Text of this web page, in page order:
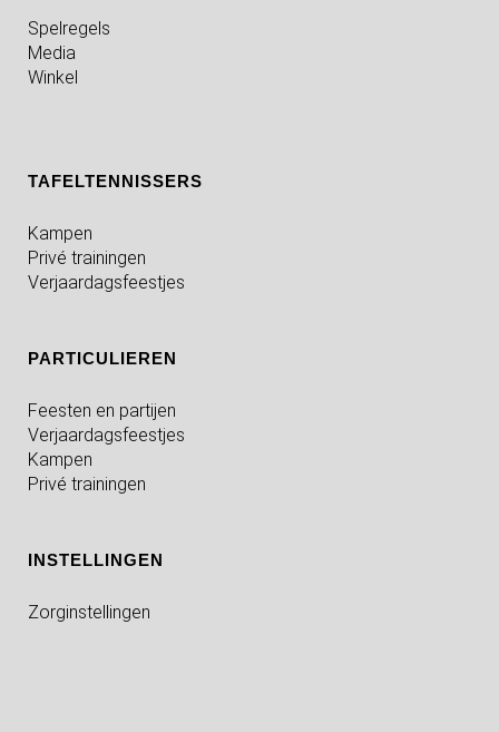
Spelregels
Media
Winkel
TAFELTENNISSERS
Kampen
Privé trainingen
Verjaardagsfeestjes
PARTICULIEREN
Feesten en partijen
Verjaardagsfeestjes
Kampen
Privé trainingen
INSTELLINGEN
Zorginstellingen